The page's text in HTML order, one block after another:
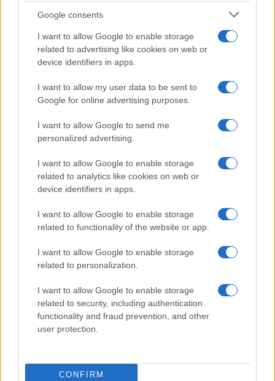
Google consents
I want to allow Google to enable storage
related to advertising like cookies on web or
device identifiers in apps.
I want to allow my user data to be sent to
Google for online advertising purposes.
I want to allow Google to send me
personalized advertising.
I want to allow Google to enable storage
related to analytics like cookies on web or
device identifiers in apps.
I want to allow Google to enable storage
related to functionality of the website or app.
I want to allow Google to enable storage
related to personalization.
I want to allow Google to enable storage
related to security, including authentication
functionality and fraud prevention, and other
user protection.
CONFIRM
Investeren 24
NL Newz